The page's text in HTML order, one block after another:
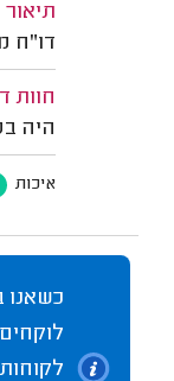
דו"ח
חוות
היה
איכות
כשאנו